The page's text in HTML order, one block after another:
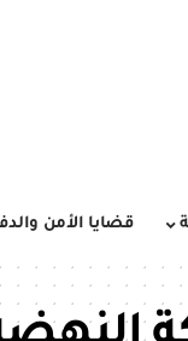
قضايا الأمن